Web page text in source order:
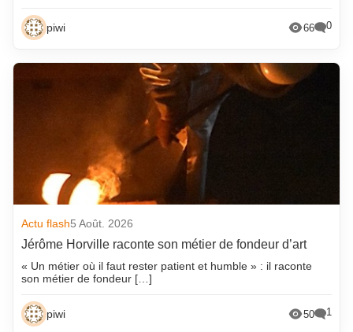
piwi 66 0
Actu flash5 Août. 2026
Jérôme Horville raconte son métier de fondeur d’art
« Un métier où il faut rester patient et humble » : il raconte
son métier de fondeur […]
piwi 50 1